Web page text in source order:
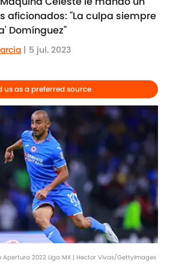
aficionados: "La culpa siempre
Domínguez"
| 5 jul. 2023
us as a preferred source
Apertura 2022 Liga MX | Hector Vivas/GettyImages